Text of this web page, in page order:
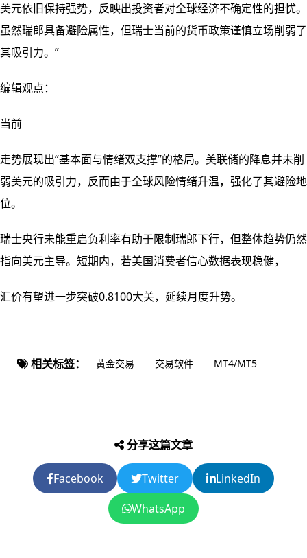
美元依旧保持强势，反映出投资者对全球经济不确定性的担忧。
虽然瑞郎具备避险属性，但瑞士当前的货币政策谨慎立场削弱了
其吸引力。”
编辑观点：
当前
走势展现出“基本面与情绪双支撑”的格局。美联储的降息并未削
弱美元的吸引力，反而由于全球风险情绪升温，强化了其避险地
位。
瑞士央行未能重启负利率有助于限制瑞郎下行，但整体趋势仍然
指向美元主导。短期内，若美国消费者信心数据表现稳健，
汇价有望进一步突破0.8100大关，延续月度升势。
相关标签： 黄金交易 交易软件 MT4/MT5
分享这篇文章
Facebook Twitter
LinkedIn
WhatsApp